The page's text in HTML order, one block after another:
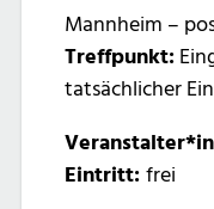
Mannheim –
Treffpunkt:
tatsächlicher
Eintritt: frei